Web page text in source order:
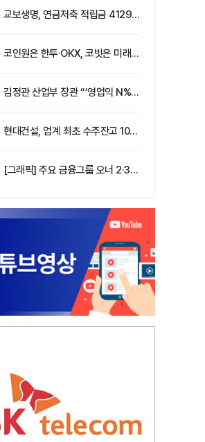
교보생명, 연금저축 적립금 4129억 증가 ‘1위’…KB라이프는 최대 감소율
코인원은 한투·OKX, 코빗은 미래에셋…중소 거래소 ‘금융 동맹’ 승부수
김정관 산업부 장관 “‘영업익 N% 성과급’ 지급 반대…주주·투자자 이익 반해”
현대건설, 업계 최초 수주잔고 100조 돌파…하반기 ‘원전’ 수주 드라이브
[그래픽] 주요 금융그룹 오너 2·3세 현황